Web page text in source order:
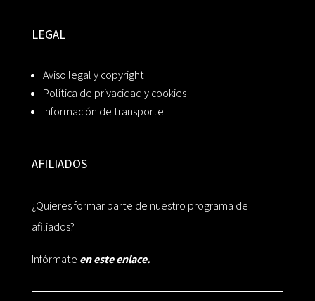
LEGAL
Aviso legal y copyright
Política de privacidad y cookies
Información de transporte
AFILIADOS
¿Quieres formar parte de nuestro programa de
afiliados?
Infórmate en este enlace.